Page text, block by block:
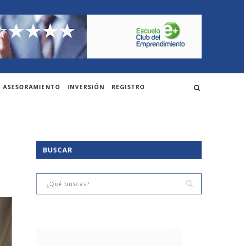
ASESORAMIENTO INVERSIÓN REGISTRO
BUSCAR